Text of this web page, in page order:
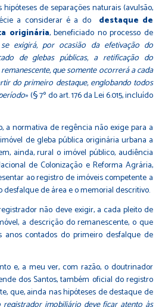
de separações naturais (avulsão,
a considerar é a do destaque de
originária, beneficiado no processo de
exigirá, por ocasião da efetivação do
de glebas públicas, a retificação do
que somente ocorrerá a cada
do primeiro destaque, englobando todos
» (§ 7º do art. 176 da Lei 6.015, incluído
de regência não exige para a
de gleba pública originária urbana a
ainda, rural o imóvel público, audiência
de Colonização e Reforma Agrária,
ao registro de imóveis competente a
de área e o memorial descritivo.
não deve exigir, a cada pleito de
a descrição do remanescente, o que
anos contados do primeiro desfalque de
a meu ver, com razão, o doutrinador
dos Santos, também oficial do registro
que, ainda nas hipóteses de destaque de